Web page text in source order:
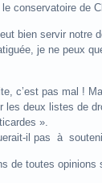
conservatoire de
bien servir notre
je ne peux
c’est pas mal !
les deux listes de
».
il pas à
de toutes opinions